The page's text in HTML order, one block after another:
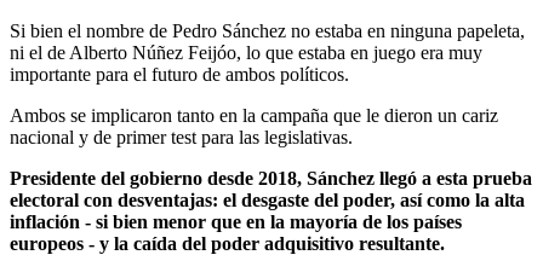
Si bien el nombre de Pedro Sánchez no estaba en ninguna papeleta,
ni el de Alberto Núñez Feijóo, lo que estaba en juego era muy
importante para el futuro de ambos políticos.
Ambos se implicaron tanto en la campaña que le dieron un cariz
nacional y de primer test para las legislativas.
Presidente del gobierno desde 2018, Sánchez llegó a esta prueba
electoral con desventajas: el desgaste del poder, así como la alta
inflación - si bien menor que en la mayoría de los países
europeos - y la caída del poder adquisitivo resultante.